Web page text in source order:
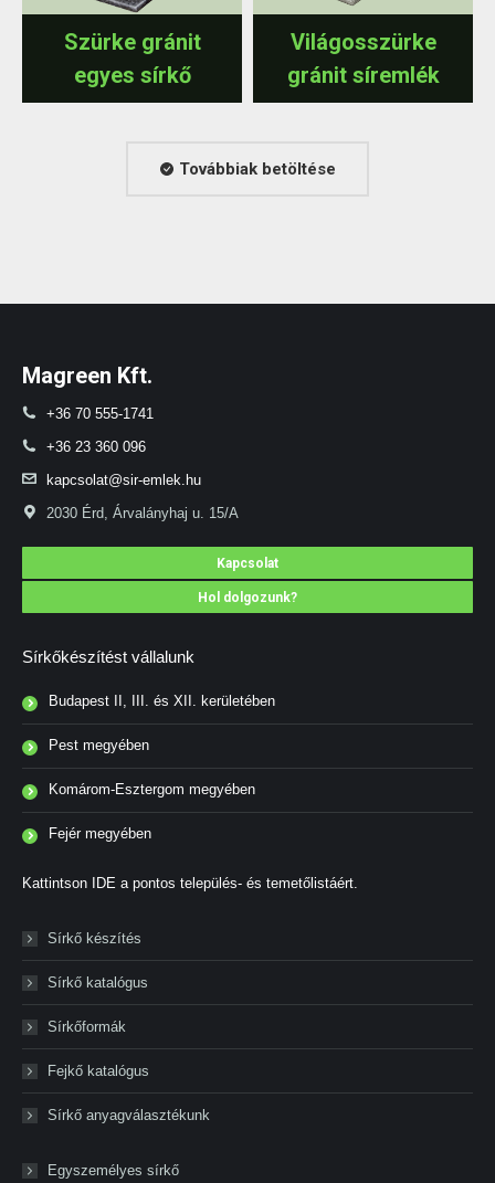
Szürke gránit
egyes sírkő
Világosszürke
gránit síremlék
Továbbiak betöltése
Magreen Kft.
+36 70 555-1741
+36 23 360 096
kapcsolat@sir-emlek.hu
2030 Érd, Árvalányhaj u. 15/A
Kapcsolat
Hol dolgozunk?
Sírkőkészítést vállalunk
Budapest II, III. és XII. kerületében
Pest megyében
Komárom-Esztergom megyében
Fejér megyében
Kattintson IDE a pontos település- és temetőlistáért.
Sírkő készítés
Sírkő katalógus
Sírkőformák
Fejkő katalógus
Sírkő anyagválasztékunk
Egyszemélyes sírkő